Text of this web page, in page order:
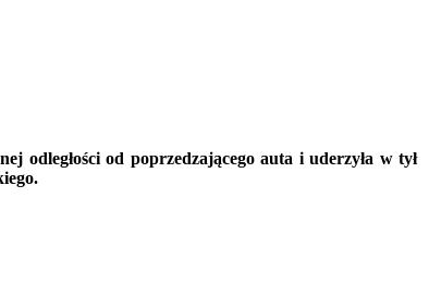
odległości od poprzedzającego auta i uderzyła w tył